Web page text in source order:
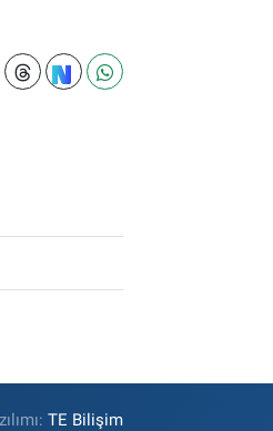
TE Bilişim